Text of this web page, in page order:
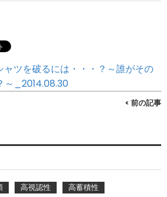
ツを破るには・・・？～誰がその
～_2014.08.30
< 前の記事
高視認性
高蓄積性